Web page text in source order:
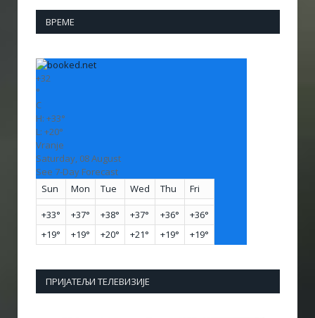
ВРЕМЕ
+32
°
C
H: +33°
L: +20°
Vranje
Saturday, 08 August
See 7-Day Forecast
Sun
Mon Tue Wed Thu Fri
+33° +37° +38° +37° +36° +36°
+19° +19° +20° +21° +19° +19°
ПРИЈАТЕЉИ ТЕЛЕВИЗИЈЕ